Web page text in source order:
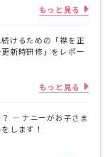
もっと見る
けるための「襟を正
新時研修」をレポー
もっと見る
― ナニーがお子さま
します！